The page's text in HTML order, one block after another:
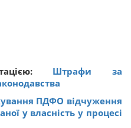
Штрафи за
ПДФО відчуження
у власність у процесі